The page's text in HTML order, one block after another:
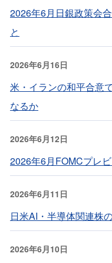
2026年6月日銀政策会
と
2026年6月16日
米・イランの和平合意
なるか
2026年6月12日
2026年6月FOMCプレ
2026年6月11日
日米AI・半導体関連株
2026年6月10日